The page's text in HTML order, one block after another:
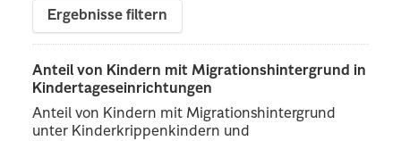
Ergebnisse filtern
Anteil von Kindern mit Migrationshintergrund in
Kindertageseinrichtungen
Anteil von Kindern mit Migrationshintergrund
unter Kinderkrippenkindern und